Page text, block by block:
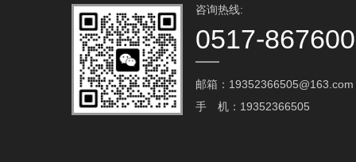
咨询热线:
0517-
邮箱：19352366505@163.com‬
手 机：19352366505